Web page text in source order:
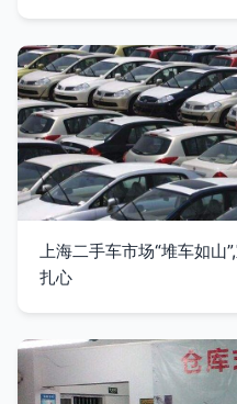
上海二手车市场“堆车如山
扎心